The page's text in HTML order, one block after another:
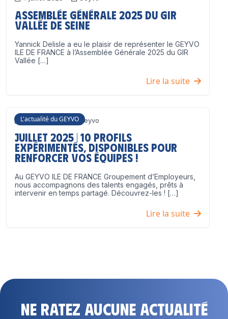
Assemblée Générale 2025 du GIR
Vallée de Seine
Yannick Delisle a eu le plaisir de représenter le GEYVO
ILE DE FRANCE à l’Assemblée Générale 2025 du GIR
Vallée […]
Lire la suite
L'actualité du GEYVO
3 juillet 2025 Geyvo
Juillet 2025 | 10 profils
expérimentés, disponibles pour
renforcer vos équipes !
Au GEYVO ILE DE FRANCE Groupement d’Employeurs,
nous accompagnons des talents engagés, prêts à
intervenir en temps partagé. Découvrez-les ! […]
Lire la suite
Ne ratez aucune actualité